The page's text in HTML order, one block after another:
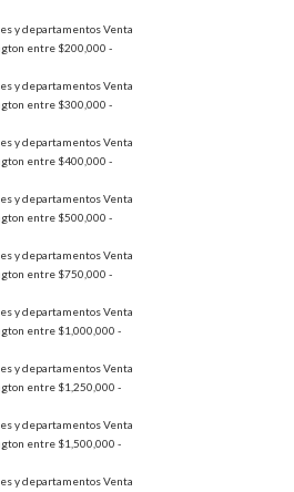
y departamentos Venta
entre $200,000 -
y departamentos Venta
entre $300,000 -
y departamentos Venta
entre $400,000 -
y departamentos Venta
entre $500,000 -
y departamentos Venta
entre $750,000 -
y departamentos Venta
entre $1,000,000 -
y departamentos Venta
entre $1,250,000 -
y departamentos Venta
entre $1,500,000 -
y departamentos Venta